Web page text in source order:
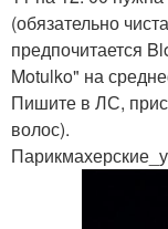
(обязательно
предпочитается
Motulko" на
Пишите в ЛС,
волос).